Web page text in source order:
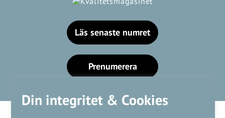
Din integritet & Cookies
Läs senaste numret
Prenumerera